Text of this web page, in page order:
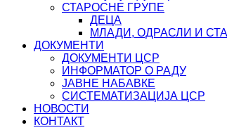
СТАРОСНЕ ГРУПЕ
ДЕЦА
МЛАДИ, ОДРАСЛИ И
ДОКУМЕНТИ
ДОКУМЕНТИ ЦСР
ИНФОРМАТОР О РАДУ
ЈАВНЕ НАБАВКЕ
СИСТЕМАТИЗАЦИЈА ЦСР
НОВОСТИ
КОНТАКТ